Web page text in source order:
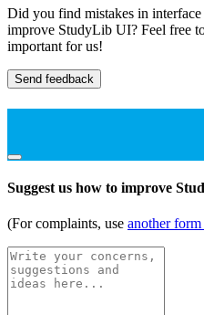
Did you find mistakes in
improve StudyLib UI? Feel free
important for us!
Send feedback
Suggest us how to improve
(For complaints, use another form